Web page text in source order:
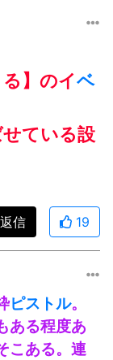
る】のイベ
ている設
返信
19
ピストル。
ある程度あ
こある。連